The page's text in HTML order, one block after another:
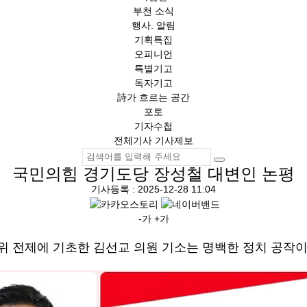
부천 소식
행사. 알림
기획특집
오피니언
특별기고
독자기고
詩가 흐르는 공간
포토
기자수첩
전체기사 기사제보
국민의힘 경기도당 장성철 대변인 논평
기사등록 : 2025-12-28 11:04
-가 +가
전제에 기초한 김선교 의원 기소는 명백한 정치 공작